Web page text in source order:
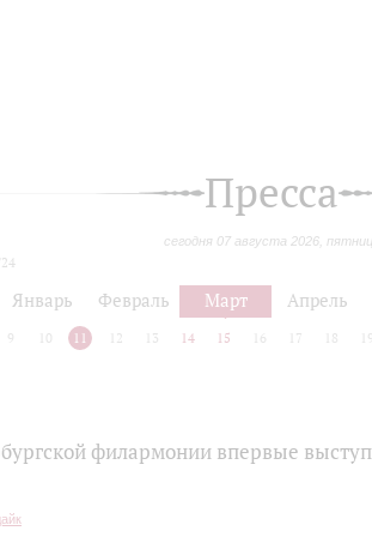
Пресса
сегодня 07 августа 2026,
Январь Февраль Март Апрель
9 10 11 12 13 14 15 16 17 18 19
филармонии впервые